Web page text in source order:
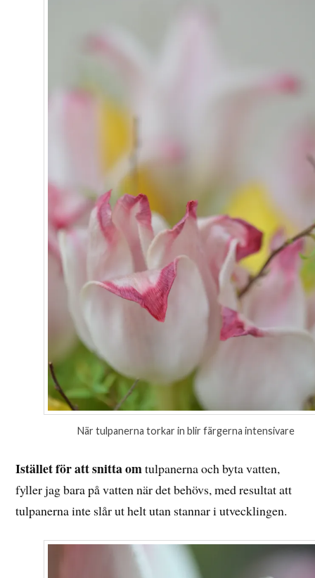
När tulpanerna torkar in blir färgerna intensivare
Istället för att snitta omtulpanerna och byta vatten,
fyller jag bara på vatten när det behövs, med resultat att
tulpanerna inte slår ut helt utan stannar i utvecklingen.